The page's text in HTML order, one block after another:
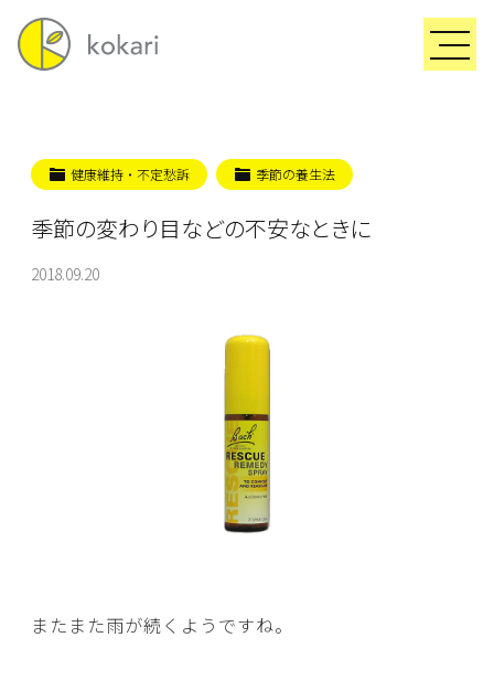
健康維持・不定愁訴 季節の養生法
季節の変わり目などの不安なときに
2018.09.20
またまた雨が続くようですね。